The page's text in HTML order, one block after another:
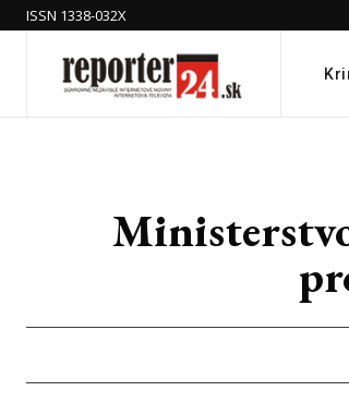
ISSN 1338-032X